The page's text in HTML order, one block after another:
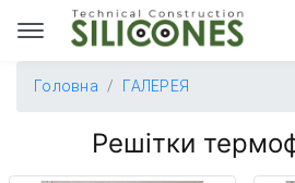
Головна ГАЛЕРЕЯ
Решітки